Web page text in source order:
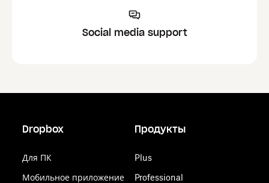
Social media support
Dropbox
Для ПК
Мобильное приложение
Продукты
Plus
Professional